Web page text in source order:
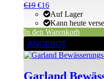
Ursprünglicher
Preis
war:
€19
€19Aktueller
Preis
ist:
€19.
€16
Auf Lager
Kann heute
In den Warenkorb
ANGEBOT
Garland
Dieses
Produkt
weist
Varianten